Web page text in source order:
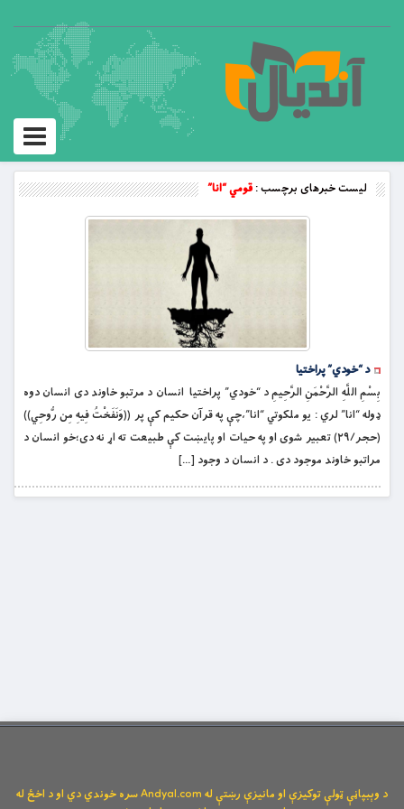
Toggle
لیست خبرهای برچسب :قومي “انا”
د “خودي” پراختيا
بِسْمِ اللَّهِ الرَّحْمَنِ الرَّحِيمِ د “خودي” پراختيا انسان د مرتبو خاوند دى انسان دوه
ډوله “انا” لري : يو ملکوتي “انا”،چې په قرآن حکيم کې پر ((وَنَفَخْتُ فِيهِ مِن رُّوحِي))
(حجر/٢٩) تعبير شوى او په حيات او پايښت کې طبيعت ته اړ نه دى؛خو انسان د
مراتبو خاوند موجود دى . د انسان د وجود […]
د وېبپاڼې ټولې توکیزې او مانیزې رښتې له Andyal.com سره خوندي دي او د اخځ له